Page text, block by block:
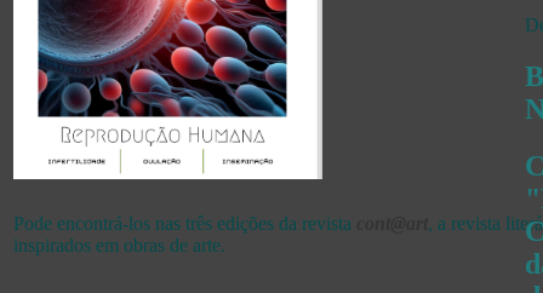
Pode encontrá-los nas três edições da revista
, a revista
inspirados em obras de arte.